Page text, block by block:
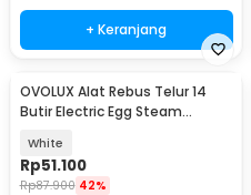
+ Keranjang
OVOLUX Alat Rebus Telur 14
Butir Electric Egg Steam
White
Rp51.100
Rp87.900 42%